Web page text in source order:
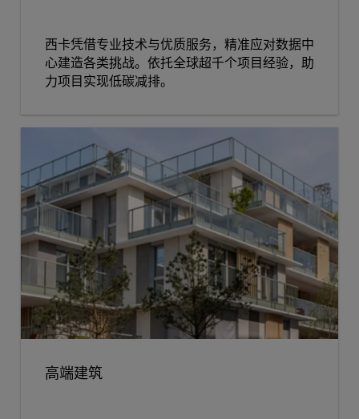
西卡凭借专业技术与优质服务，精准应对数据中
心建造各类挑战。依托全球超千个项目经验，助
力项目实现低碳减排。
高端建筑